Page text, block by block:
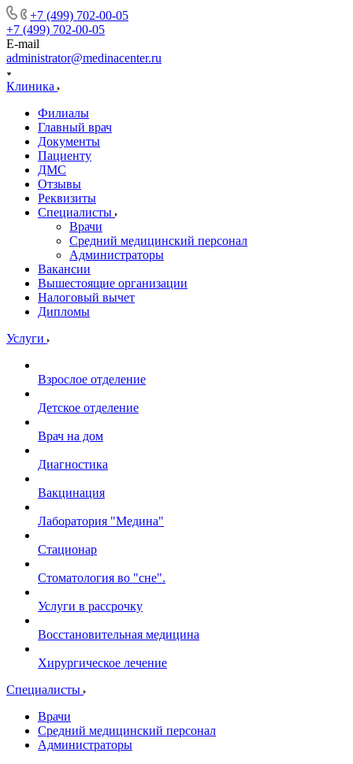
+7 (499) 702-00-05
+7 (499) 702-00-05
E-mail
administrator@medinacenter.ru
Клиника
Филиалы
Главный врач
Документы
Пациенту
ДМС
Отзывы
Реквизиты
Специалисты
Врачи
Средний медицинский персонал
Администраторы
Вакансии
Вышестоящие организации
Налоговый вычет
Дипломы
Услуги
Взрослое отделение
Детское отделение
Врач на дом
Диагностика
Вакцинация
Лаборатория "Медина"
Стационар
Стоматология во "сне".
Услуги в рассрочку
Восстановительная медицина
Хирургическое лечение
Специалисты
Врачи
Средний медицинский персонал
Администраторы